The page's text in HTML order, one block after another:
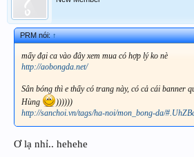
PRM nói:↑
mấy đại ca vào đây xem mua có hợp lý ko nè
http://aobongda.net/
Sân bóng thì e thấy có trang này, có cả cái banner
Hùng
))))))
http://sanchoi.vn/tags/ha-noi/mon_bong-da/
Ơ lạ nhỉ.. hehehe